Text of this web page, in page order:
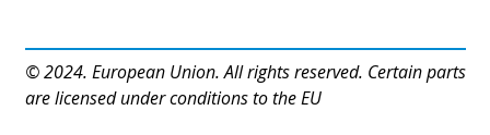
© 2024. European Union. All rights reserved. Certain parts
are licensed under conditions to the EU